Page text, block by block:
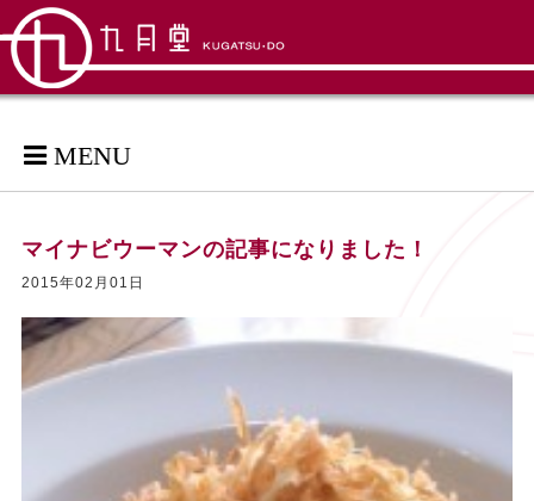
MENU
マイナビウーマンの記事になりました！
2015年02月01日